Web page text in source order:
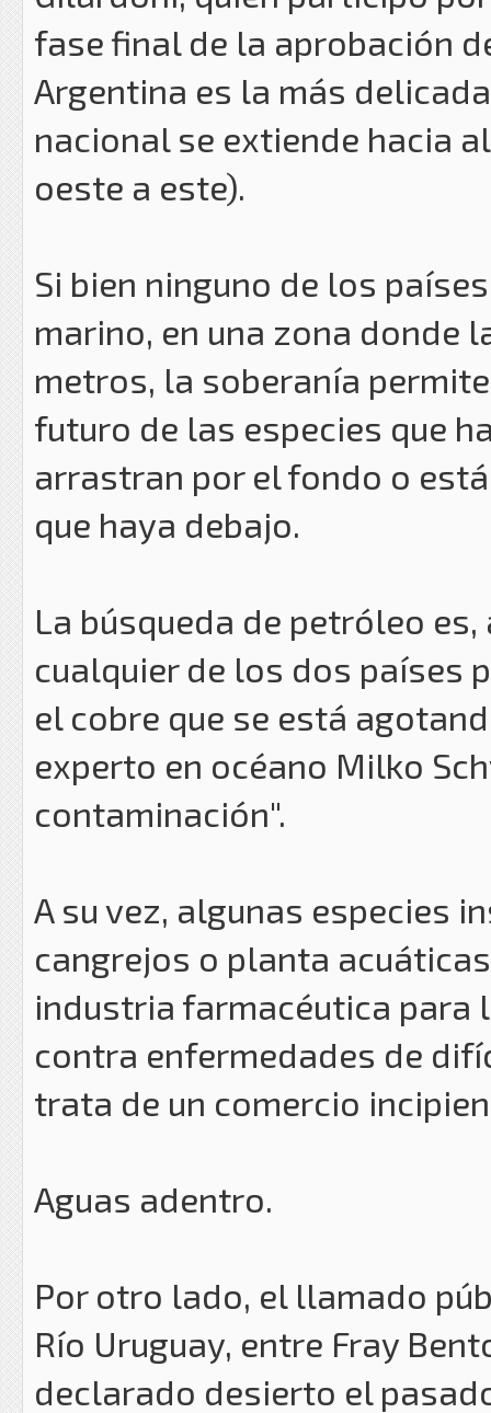
fase final de la aprobación
Argentina es la más
nacional se extiende hacia
oeste a este).
Si bien ninguno de los
marino, en una zona donde
metros, la soberanía
futuro de las especies que
arrastran por el fondo o
que haya debajo.
La búsqueda de petróleo
cualquier de los dos países
el cobre que se está
experto en océano Milko
contaminación".
A su vez, algunas especies
cangrejos o planta
industria farmacéutica para
contra enfermedades de
trata de un comercio
Aguas adentro.
Por otro lado, el llamado
Río Uruguay, entre Fray
declarado desierto el